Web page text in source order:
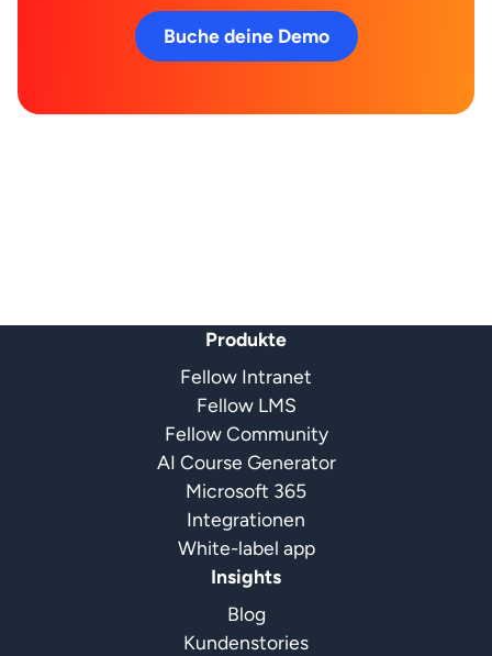
Buche deine Demo
Produkte
Fellow Intranet
Fellow LMS
Fellow Community
AI Course Generator
Microsoft 365
Integrationen
White-label app
Insights
Blog
Kundenstories